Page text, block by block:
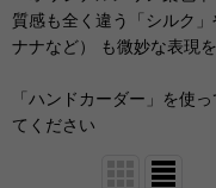
質感も全く違う「シルク
ナナなど） も微妙な表現
「ハンドカーダー」を使
てください